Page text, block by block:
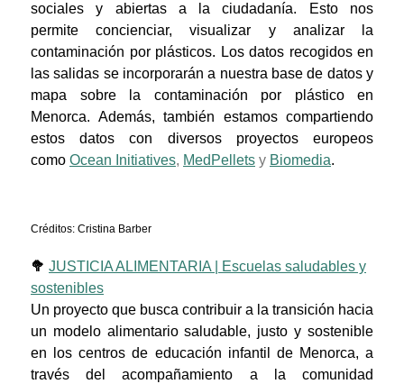
sociales y abiertas a la ciudadanía. Esto nos
permite concienciar, visualizar y analizar la
contaminación por plásticos. Los datos recogidos en
las salidas se incorporarán a nuestra base de datos y
mapa sobre la contaminación por plástico en
Menorca. Además, también estamos compartiendo
estos datos con diversos proyectos europeos
como Ocean Initiatives, MedPellets y Biomedia.
Créditos: Cristina Barber
🥦 JUSTICIA ALIMENTARIA | Escuelas saludables y
sostenibles
Un proyecto que busca contribuir a la transición hacia
un modelo alimentario saludable, justo y sostenible
en los centros de educación infantil de Menorca, a
través del acompañamiento a la comunidad